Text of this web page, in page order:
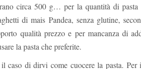
circa 500 g… per la quantità di pasta
di mais Pandea, senza glutine,
qualità prezzo e per mancanza di
la pasta che preferite.
caso di dirvi come cuocere la pasta. Per